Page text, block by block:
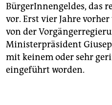
BürgerInnengeldes, das
vor. Erst vier Jahre
von der
Ministerpräsident
mit keinem oder sehr
eingeführt worden.